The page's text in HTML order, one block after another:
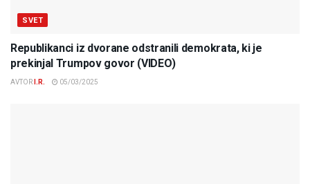
SVET
Republikanci iz dvorane odstranili demokrata, ki je
prekinjal Trumpov govor (VIDEO)
AVTOR I.R. 05/03/2025